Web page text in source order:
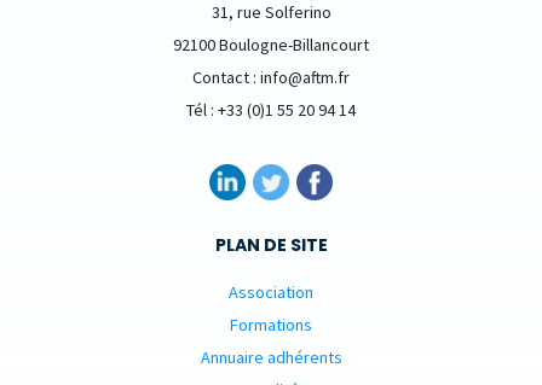
31, rue Solferino
92100 Boulogne-Billancourt
Contact : info@aftm.fr
Tél : +33 (0)1 55 20 94 14
PLAN DE SITE
Association
Formations
Annuaire adhérents